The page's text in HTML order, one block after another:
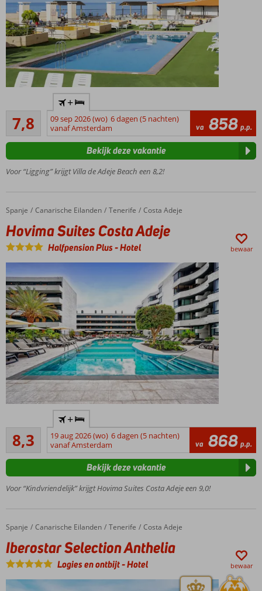
Op ca. 500
meter van
het
Zwembaden,
bubbelbad
Ruime
7,8
23
beoordelingen
+
09 sep 2026 (wo) 6 dagen (5 nachten)
vanaf Amsterdam
va 858 p.p.
Voor “Ligging” krijgt Villa de Adeje Beach een 8,2!
Bekijk deze vakantie
Home
Spanje Canarische Eilanden Tenerife Costa Adeje
Hovima Suites Costa Adeje
Hovima Suites Costa Adeje
Halfpension Plus-Hotel bewaar
loopafstand
van het
strand en
Costa Adeje
gezins-
Adulte
Meerdere
restaurants
en bars
Splashpark
voor de
8,3
Zeer goed
17
beoordelingen
+
19 aug 2026 (wo) 6 dagen (5 nachten)
vanaf Amsterdam
va 868 p.p.
Voor “Kindvriendelijk” krijgt Hovima Suites Costa Adeje een 9,0!
Bekijk deze vakantie
Home
Spanje Canarische Eilanden Tenerife Costa Adeje
Iberostar Selection Anthelia
Iberostar Selection Anthelia
Logies en ontbijt-Hotel bewaar